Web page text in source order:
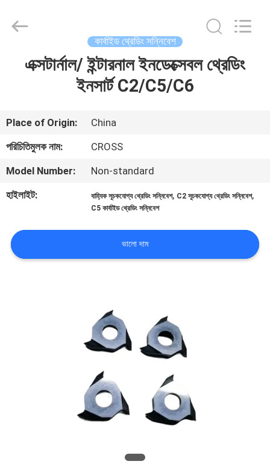
আমাদের
সম্পর্কে
কারখানা
মান
কার্বাইড থ্রেডিং সন্নিবেশ
এক্সটার্নাল/ ইন্টারনাল ইনডেক্সেবল থ্রেডিং
ইনসার্ট C2/C5/C6
Place of Origin:
China
পরিচিতিমুলক নাম:
CROSS
Model Number:
Non-standard
হাইলাইট:
বাহ্যিক সূচকযোগ্য থ্রেডিং সন্নিবেশ, C2 সূচকযোগ্য থ্রেডিং সন্নিবেশ,
C5 কার্বাইড থ্রেডিং সন্নিবেশ
ভালো দাম